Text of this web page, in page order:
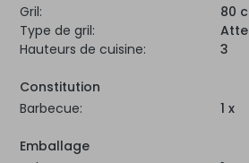
Gril:
80
Type de gril:
Hauteurs de cuisine:
3
Constitution
Barbecue:
1 x
Emballage